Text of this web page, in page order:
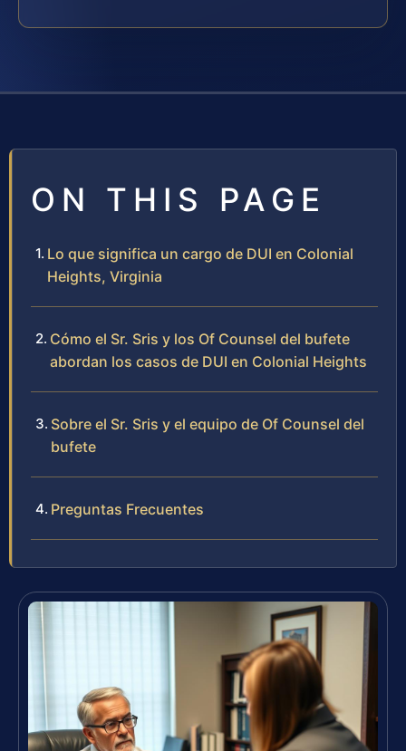
ON THIS PAGE
Lo que significa un cargo de DUI en Colonial
Heights, Virginia
Cómo el Sr. Sris y los Of Counsel del bufete
abordan los casos de DUI en Colonial Heights
Sobre el Sr. Sris y el equipo de Of Counsel del
bufete
Preguntas Frecuentes